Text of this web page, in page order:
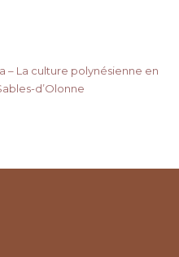
– La culture polynésienne en
d’Olonne